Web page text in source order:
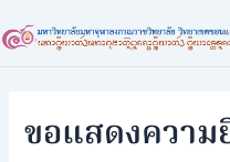
to
content
ขอแสดงความ
navigation